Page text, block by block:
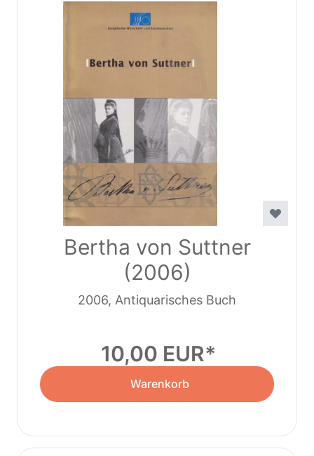
Bertha von Suttner
(2006)
2006, Antiquarisches Buch
10,00 EUR
Warenkorb